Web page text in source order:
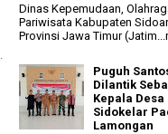
Dinas Kepemudaan,
Pariwisata Kabupaten
Provinsi Jawa Timur
Puguh
Dilantik
Kepala Desa
Sidokelar
Lamongan